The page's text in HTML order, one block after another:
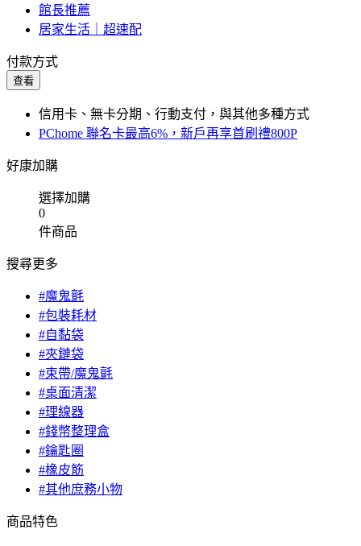
館長推薦
居家生活｜超速配
付款方式
查看
信用卡、無卡分期、行動支付，與其他多種方式
PChome 聯名卡最高6%，新戶再享首刷禮800P
好康加購
選擇加購
0
件商品
搜尋更多
#魔鬼氈
#包裝耗材
#自黏袋
#夾鏈袋
#束帶/魔鬼氈
#桌面清潔
#理線器
#錢幣整理盒
#鑰匙圈
#橡皮筋
#其他庶務小物
商品特色